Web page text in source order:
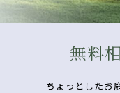
無料
ちょっとしたお